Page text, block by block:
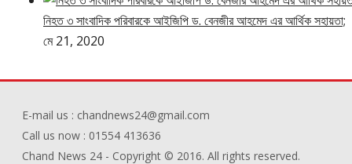
নিহত ৩ সাংবাদিক পরিবারকে আইজিপি ড. বেনজীর আহমেদ এর আর্থিক সহায়তা;
মে 21, 2020
E-mail us : chandnews24@gmail.com
Call us now : 01554 413636
Chand News 24 - Copyright © 2016. All rights reserved.